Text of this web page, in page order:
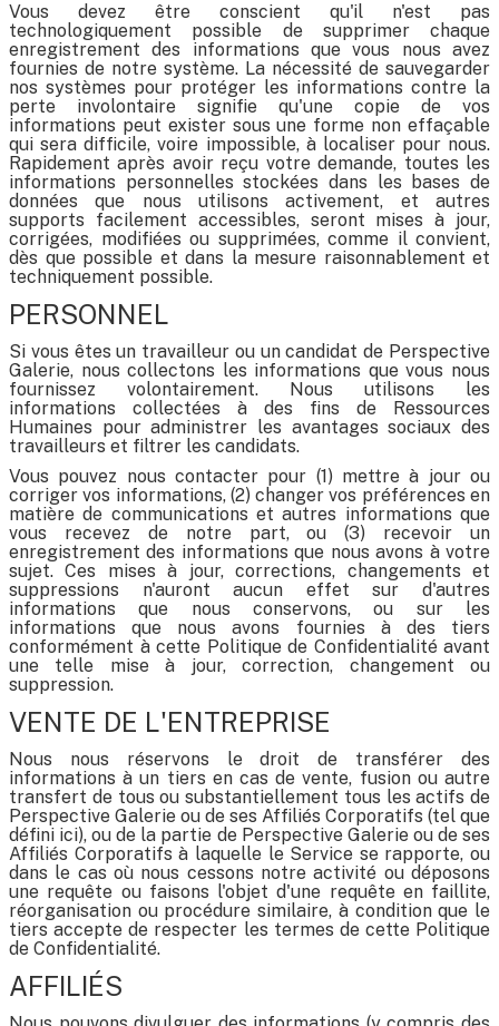
Vous devez être conscient qu'il n'est pas
technologiquement possible de supprimer chaque
enregistrement des informations que vous nous avez
fournies de notre système. La nécessité de sauvegarder
nos systèmes pour protéger les informations contre la
perte involontaire signifie qu'une copie de vos
informations peut exister sous une forme non effaçable
qui sera difficile, voire impossible, à localiser pour nous.
Rapidement après avoir reçu votre demande, toutes les
informations personnelles stockées dans les bases de
données que nous utilisons activement, et autres
supports facilement accessibles, seront mises à jour,
corrigées, modifiées ou supprimées, comme il convient,
dès que possible et dans la mesure raisonnablement et
techniquement possible.
PERSONNEL
Si vous êtes un travailleur ou un candidat de Perspective
Galerie, nous collectons les informations que vous nous
fournissez volontairement. Nous utilisons les
informations collectées à des fins de Ressources
Humaines pour administrer les avantages sociaux des
travailleurs et filtrer les candidats.
Vous pouvez nous contacter pour (1) mettre à jour ou
corriger vos informations, (2) changer vos préférences en
matière de communications et autres informations que
vous recevez de notre part, ou (3) recevoir un
enregistrement des informations que nous avons à votre
sujet. Ces mises à jour, corrections, changements et
suppressions n'auront aucun effet sur d'autres
informations que nous conservons, ou sur les
informations que nous avons fournies à des tiers
conformément à cette Politique de Confidentialité avant
une telle mise à jour, correction, changement ou
suppression.
VENTE DE L'ENTREPRISE
Nous nous réservons le droit de transférer des
informations à un tiers en cas de vente, fusion ou autre
transfert de tous ou substantiellement tous les actifs de
Perspective Galerie ou de ses Affiliés Corporatifs (tel que
défini ici), ou de la partie de Perspective Galerie ou de ses
Affiliés Corporatifs à laquelle le Service se rapporte, ou
dans le cas où nous cessons notre activité ou déposons
une requête ou faisons l'objet d'une requête en faillite,
réorganisation ou procédure similaire, à condition que le
tiers accepte de respecter les termes de cette Politique
de Confidentialité.
AFFILIÉS